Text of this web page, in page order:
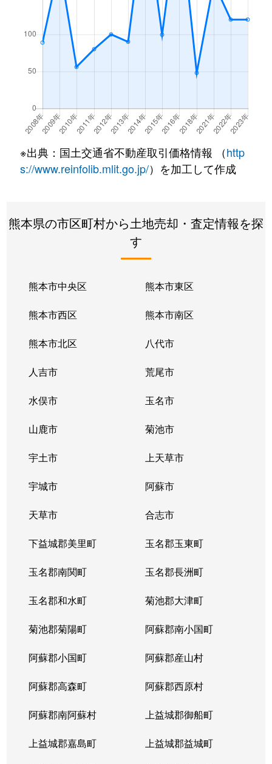
※出典：国土交通省不動産取引価格情報 （http
s://www.reinfolib.mlit.go.jp/）を加工して作成
熊本県の市区町村から土地売却・査定情報を探
す
熊本市中央区 熊本市東区
熊本市西区 熊本市南区
熊本市北区 八代市
人吉市 荒尾市
水俣市 玉名市
山鹿市 菊池市
宇土市 上天草市
宇城市 阿蘇市
天草市 合志市
下益城郡美里町 玉名郡玉東町
玉名郡南関町 玉名郡長洲町
玉名郡和水町 菊池郡大津町
菊池郡菊陽町 阿蘇郡南小国町
阿蘇郡小国町 阿蘇郡産山村
阿蘇郡高森町 阿蘇郡西原村
阿蘇郡南阿蘇村 上益城郡御船町
上益城郡嘉島町 上益城郡益城町